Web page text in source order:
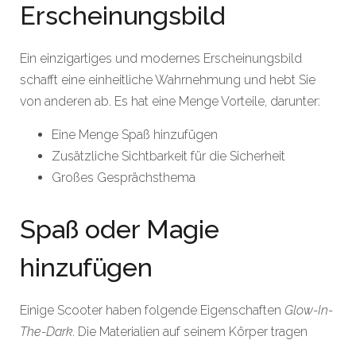
Erscheinungsbild
Ein einzigartiges und modernes Erscheinungsbild
schafft eine einheitliche Wahrnehmung und hebt Sie
von anderen ab. Es hat eine Menge Vorteile, darunter:
Eine Menge Spaß hinzufügen
Zusätzliche Sichtbarkeit für die Sicherheit
Großes Gesprächsthema
Spaß oder Magie
hinzufügen
Einige Scooter haben folgende Eigenschaften Glow-In-
The-Dark. Die Materialien auf seinem Körper tragen